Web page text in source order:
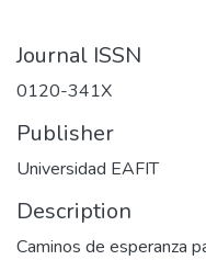
Journal ISSN
0120-341X
Publisher
Universidad EAFIT
Description
​Caminos de esperanza